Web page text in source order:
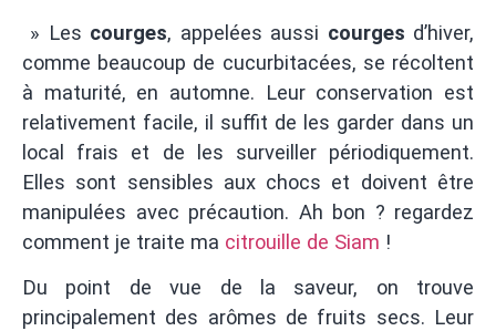
» Les courges, appelées aussi courges d’hiver,
comme beaucoup de cucurbitacées, se récoltent
à maturité, en automne. Leur conservation est
relativement facile, il suffit de les garder dans un
local frais et de les surveiller périodiquement.
Elles sont sensibles aux chocs et doivent être
manipulées avec précaution. Ah bon ? regardez
comment je traite ma citrouille de Siam !
Du point de vue de la saveur, on trouve
principalement des arômes de fruits secs. Leur